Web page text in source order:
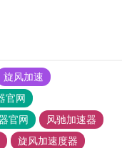
旋风加速
官网
官网
风驰加速器
旋风加速度器